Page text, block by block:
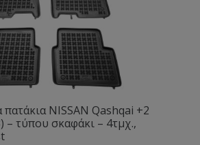
πατάκια NISSAN Qashqai +2
– τύπου σκαφάκι – 4τμχ.,